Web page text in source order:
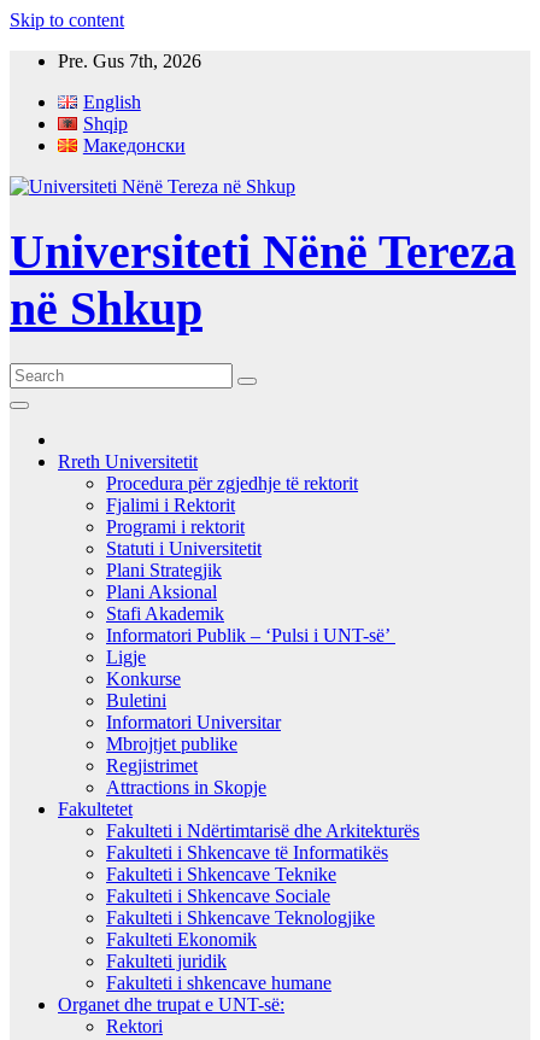
Skip to content
Pre. Gus 7th, 2026
English
Shqip
Македонски
Universiteti Nënë Tereza
në Shkup
Rreth Universitetit
Procedura për zgjedhje të rektorit
Fjalimi i Rektorit
Programi i rektorit
Statuti i Universitetit
Plani Strategjik
Plani Aksional
Stafi Akademik
Informatori Publik – ‘Pulsi i UNT-së’
Ligje
Konkurse
Buletini
Informatori Universitar
Mbrojtjet publike
Regjistrimet
Attractions in Skopje
Fakultetet
Fakulteti i Ndërtimtarisë dhe Arkitekturës
Fakulteti i Shkencave të Informatikës
Fakulteti i Shkencave Teknike
Fakulteti i Shkencave Sociale
Fakulteti i Shkencave Teknologjike
Fakulteti Ekonomik
Fakulteti juridik
Fakulteti i shkencave humane
Organet dhe trupat e UNT-së:
Rektori